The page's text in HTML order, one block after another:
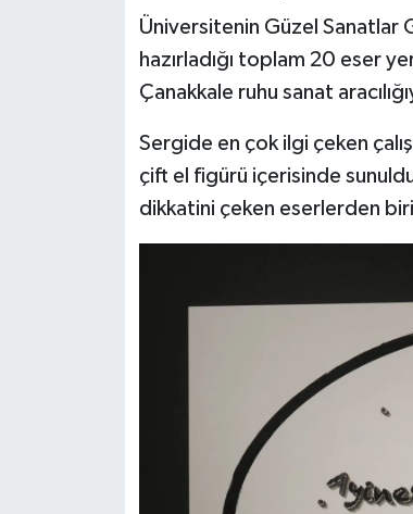
Üniversitenin Güzel Sanatlar
hazırladığı toplam 20 eser
Çanakkale ruhu sanat
Sergide en çok ilgi çeken
çift el figürü içerisinde
dikkatini çeken eserlerden